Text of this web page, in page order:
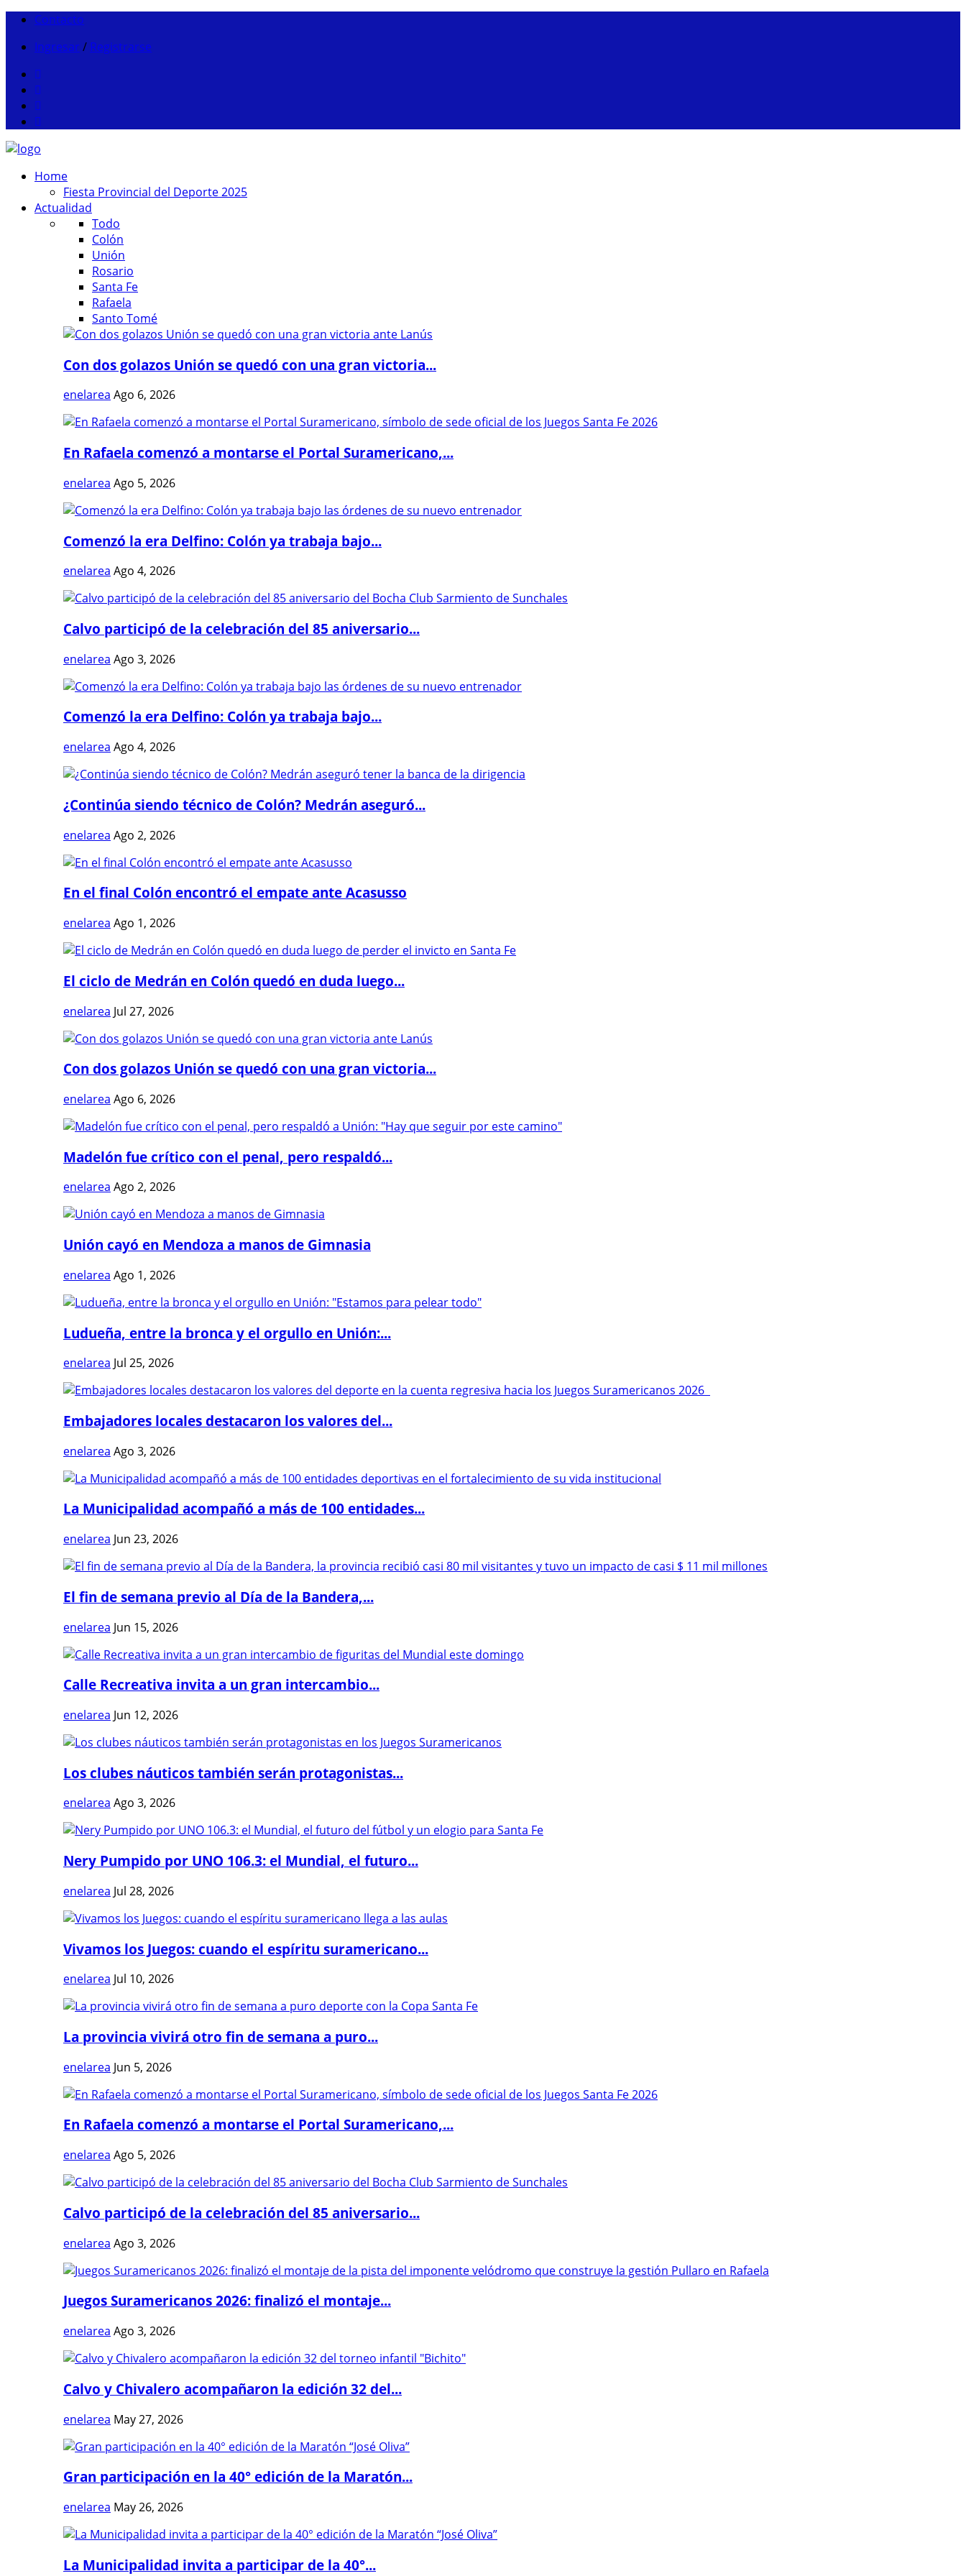
Contacto
Ingresar / Registrarse
Home
Fiesta Provincial del Deporte 2025
Actualidad
Todo
Colón
Unión
Rosario
Santa Fe
Rafaela
Santo Tomé
Con dos golazos Unión se quedó con una gran victoria...
enelarea Ago 6, 2026
En Rafaela comenzó a montarse el Portal Suramericano,...
enelarea Ago 5, 2026
Comenzó la era Delfino: Colón ya trabaja bajo...
enelarea Ago 4, 2026
Calvo participó de la celebración del 85 aniversario...
enelarea Ago 3, 2026
Comenzó la era Delfino: Colón ya trabaja bajo...
enelarea Ago 4, 2026
¿Continúa siendo técnico de Colón? Medrán aseguró...
enelarea Ago 2, 2026
En el final Colón encontró el empate ante Acasusso
enelarea Ago 1, 2026
El ciclo de Medrán en Colón quedó en duda luego...
enelarea Jul 27, 2026
Con dos golazos Unión se quedó con una gran victoria...
enelarea Ago 6, 2026
Madelón fue crítico con el penal, pero respaldó...
enelarea Ago 2, 2026
Unión cayó en Mendoza a manos de Gimnasia
enelarea Ago 1, 2026
Ludueña, entre la bronca y el orgullo en Unión:...
enelarea Jul 25, 2026
Embajadores locales destacaron los valores del...
enelarea Ago 3, 2026
La Municipalidad acompañó a más de 100 entidades...
enelarea Jun 23, 2026
El fin de semana previo al Día de la Bandera,...
enelarea Jun 15, 2026
Calle Recreativa invita a un gran intercambio...
enelarea Jun 12, 2026
Los clubes náuticos también serán protagonistas...
enelarea Ago 3, 2026
Nery Pumpido por UNO 106.3: el Mundial, el futuro...
enelarea Jul 28, 2026
Vivamos los Juegos: cuando el espíritu suramericano...
enelarea Jul 10, 2026
La provincia vivirá otro fin de semana a puro...
enelarea Jun 5, 2026
En Rafaela comenzó a montarse el Portal Suramericano,...
enelarea Ago 5, 2026
Calvo participó de la celebración del 85 aniversario...
enelarea Ago 3, 2026
Juegos Suramericanos 2026: finalizó el montaje...
enelarea Ago 3, 2026
Calvo y Chivalero acompañaron la edición 32 del...
enelarea May 27, 2026
Gran participación en la 40° edición de la Maratón...
enelarea May 26, 2026
La Municipalidad invita a participar de la 40°...